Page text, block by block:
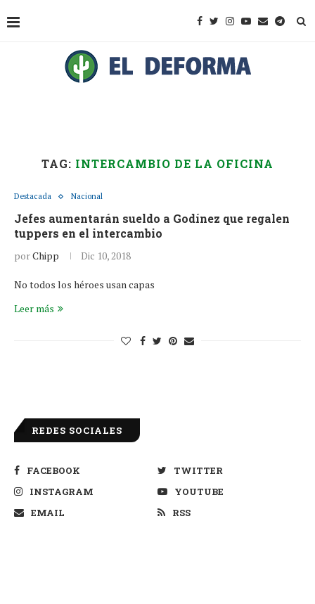
TAG: INTERCAMBIO DE LA OFICINA
Destacada Nacional
Jefes aumentarán sueldo a Godínez que regalen
tuppers en el intercambio
porChipp Dic 10, 2018
No todos los héroes usan capas
Leer más
REDES SOCIALES
FACEBOOK
TWITTER
INSTAGRAM
YOUTUBE
EMAIL
RSS